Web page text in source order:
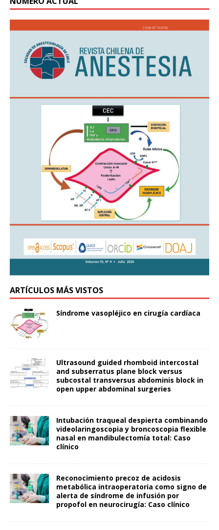
ARTÍCULOS MÁS VISTOS
Síndrome vasopléjico en cirugía cardíaca
Ultrasound guided rhomboid intercostal
and subserratus plane block versus
subcostal transversus abdominis block in
open upper abdominal surgeries
Intubación traqueal despierta combinando
videolaringoscopia y broncoscopia flexible
nasal en mandibulectomía total: Caso
clínico
Reconocimiento precoz de acidosis
metabólica intraoperatoria como signo de
alerta de síndrome de infusión por
propofol en neurocirugía: Caso clínico